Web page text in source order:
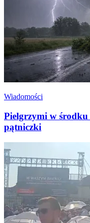
Wiadomości
Pielgrzymi w
pątniczki